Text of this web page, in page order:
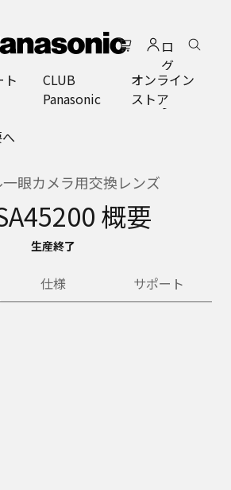
ロ
グ
イ
ン
ト
CLUB
Panasonic
オンライン
ストア
眼カメラ用交換レンズ
概要
生産終了
仕様 サポート